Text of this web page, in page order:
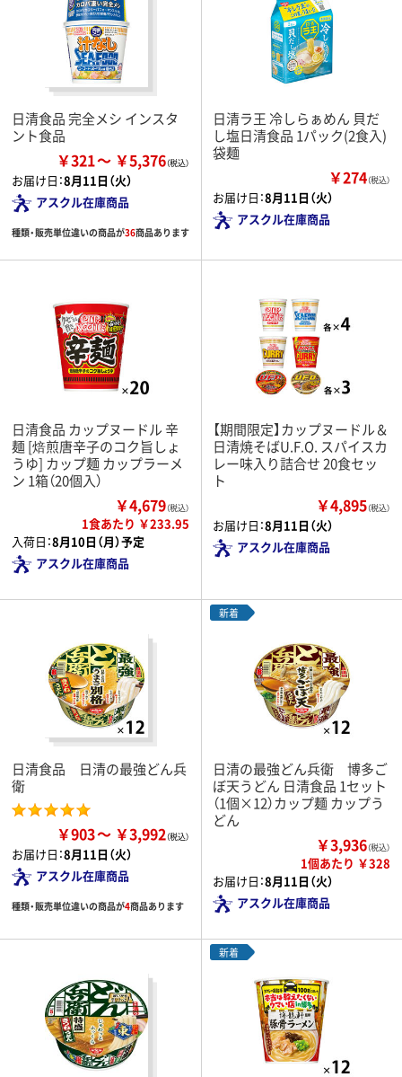
日清食品 完全メシ インスタ
ント食品
￥321 ￥5,376
お届け日：8月11日（火）
アスクル在庫商品
種類・販売単位違いの商品が36商品あります
日清ラ王 冷しらぁめん 貝だ
し塩日清食品 1パック(2食入)
袋麺
￥274（税込）
お届け日：8月11日（火）
アスクル在庫商品
日清食品 カップヌードル 辛
麺 [焙煎唐辛子のコク旨しょ
うゆ] カップ麺 カップラーメ
ン 1箱（20個入）
￥4,679（税込）
1食あたり ￥233.95
入荷日：8月10日（月）予定
アスクル在庫商品
【期間限定】カップヌードル＆
日清焼そばU.F.O. スパイスカ
レー味入り詰合せ 20食セッ
ト
￥4,895（税込）
お届け日：8月11日（火）
アスクル在庫商品
日清食品 日清の最強どん兵
衛
￥903 ￥3,992
お届け日：8月11日（火）
アスクル在庫商品
種類・販売単位違いの商品が4商品あります
新着
日清の最強どん兵衛 博多ご
ぼ天うどん 日清食品 1セット
（1個×12）カップ麺 カップう
どん
￥3,936（税込）
1個あたり ￥328
お届け日：8月11日（火）
アスクル在庫商品
新着